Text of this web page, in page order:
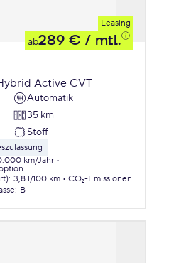
Leasing
ab289 € / mtl.
Active CVT
Automatik
35 km
Stoff
km/Jahr
: 3,8 l/100 km
CO₂-Emissionen
: B